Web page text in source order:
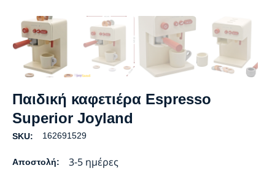
Παιδική καφετιέρα Espresso
Superior Joyland
SKU: 162691529
Αποστολή: 3-5 ημέρες